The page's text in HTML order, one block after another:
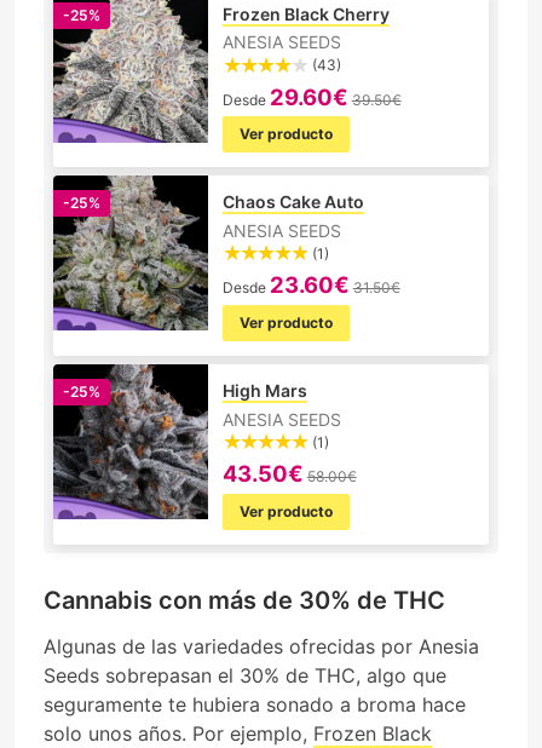
-25%
Frozen Black Cherry
ANESIA SEEDS
(43)
Desde 29.60€ 39.50€
Ver producto
-25%
Chaos Cake Auto
ANESIA SEEDS
(1)
Desde 23.60€ 31.50€
Ver producto
-25%
High Mars
ANESIA SEEDS
(1)
43.50€ 58.00€
Ver producto
Cannabis con más de 30% de THC
Algunas de las variedades ofrecidas por Anesia
Seeds sobrepasan el 30% de THC, algo que
seguramente te hubiera sonado a broma hace
solo unos años. Por ejemplo, Frozen Black